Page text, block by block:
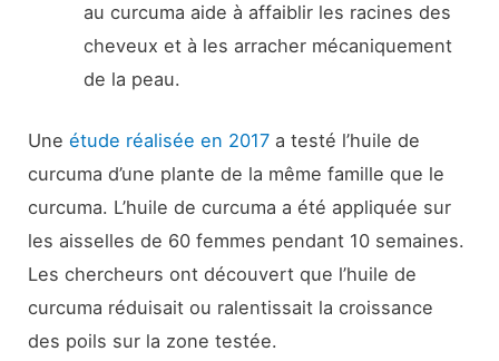
au curcuma aide à affaiblir les racines des
cheveux et à les arracher mécaniquement
de la peau.
Uneétude réalisée en 2017 a testé l’huile de
curcuma d’une plante de la même famille que le
curcuma. L’huile de curcuma a été appliquée sur
les aisselles de 60 femmes pendant 10 semaines.
Les chercheurs ont découvert que l’huile de
curcuma réduisait ou ralentissait la croissance
des poils sur la zone testée.